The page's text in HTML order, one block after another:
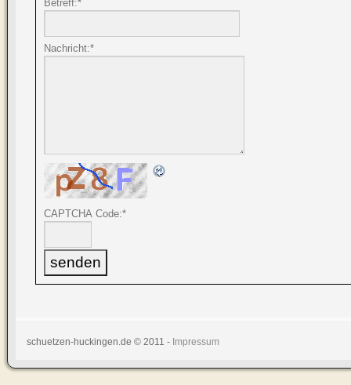
Betreff:*
Nachricht:*
CAPTCHA Code:*
schuetzen-huckingen.de © 2011 - Impressum